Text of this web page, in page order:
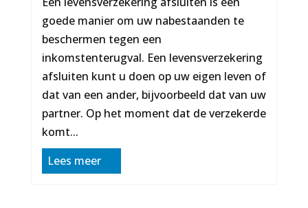
goede manier om uw nabestaanden te
beschermen tegen een
inkomstenterugval. Een levensverzekering
afsluiten kunt u doen op uw eigen leven of
dat van een ander, bijvoorbeeld dat van uw
partner. Op het moment dat de verzekerde
komt...
Lees meer